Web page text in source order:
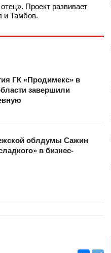
Проект развивает
и Тамбов.
ГК «Продимекс» в
завершили
облдумы Сажин
в бизнес-